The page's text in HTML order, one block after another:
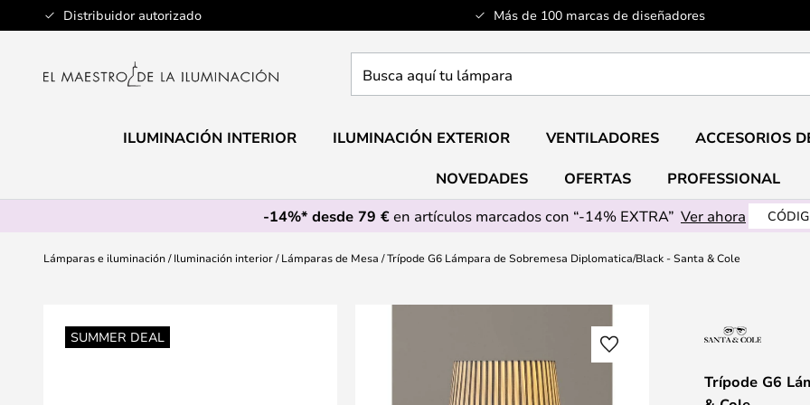
Distribuidor autorizado Más de 100 marcas de diseñadores
Ir
al
aquí
lámpara
ILUMINACIÓN INTERIOR ILUMINACIÓN EXTERIOR VENTILADORES ACCESORIOS
NOVEDADES OFERTAS
PROFESSIONAL
-14%* desde 79 €en artículos marcados con “-14% EXTRA” Ver ahora
Lámparas e iluminación Iluminación interior Lámparas de Mesa Trípode G6 Lámpara de Sobremesa Diplomatica/Black - Santa & Cole
SUMMER DEAL
Trípode G6